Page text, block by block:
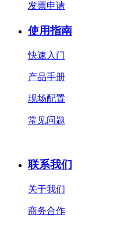
发票申请
使用指南
快速入门
产品手册
现场配置
常见问题
联系我们
关于我们
商务合作